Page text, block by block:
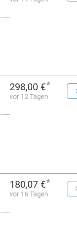
298,00 €*
vor 12 Tagen
180,07 €*
vor 16 Tagen